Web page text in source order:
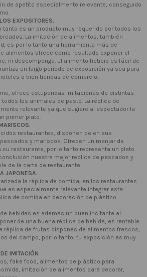
de apetito especialmente relevante, conseguido
EXPOSITORES.
tanto es un producto muy requerido por todos los
La imitación de alimentos, también
es por lo tanto una herramienta más de
alimentos ofrece como resultado exponer el
ni descomponga. El alimento ficticio es fácil de
un largo período de exposición ya sea para
o bien tiendas de comercio.
ofrece estupendas imitaciones de distintas
los animales de pasto. La réplica de
relevante ya que sugiere al espectador la
primer plato.
restaurantes, disponen de en sus
y mariscos. Ofrecen un manjar de
restaurante, por lo tanto representa un plato
nuestra mejor replica de pescados y
de la carta de restaurante.
JAPONESA.
la réplica de comida, en los restaurantes
es especialmente relevante integrar esta
de comida en decoración de plástico.
bebidas es además un buen incitante al
de una buena réplica de bebida, es rentable.
réplica de frutas dispones de alimentos frescos,
del campo, por lo tanto, tu exposición es muy
IMITACIÓN
fake food, alimentos de plástico para
imitación de alimentos para decorar,